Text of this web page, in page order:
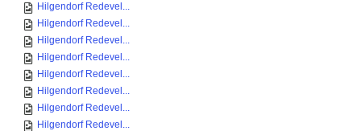
Hilgendorf Redevel...
Hilgendorf Redevel...
Hilgendorf Redevel...
Hilgendorf Redevel...
Hilgendorf Redevel...
Hilgendorf Redevel...
Hilgendorf Redevel...
Hilgendorf Redevel...